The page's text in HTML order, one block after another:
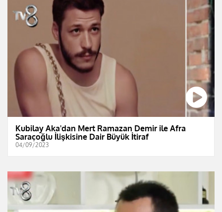
Kubilay Aka'dan Mert Ramazan Demir ile Afra
Saraçoğlu İlişkisine Dair Büyük İtiraf
04/09/2023